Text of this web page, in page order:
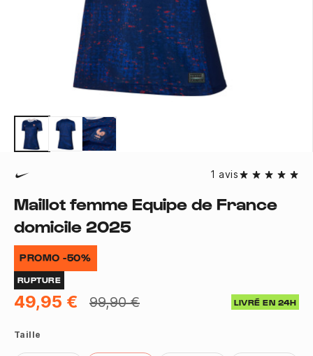
1 avis
Maillot femme Equipe de France
domicile 2025
PROMO -50%
RUPTURE
49,95 € 99,90 € LIVRÉ EN 24H
Taille